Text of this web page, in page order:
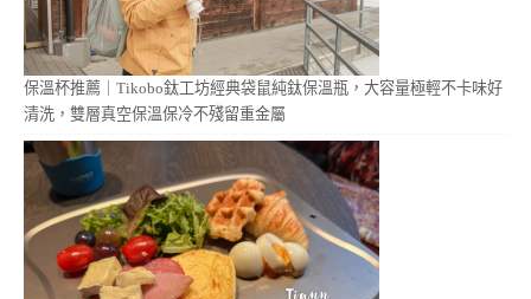
保溫杯推薦｜Tikobo鈦工坊經典袋鼠純鈦保溫瓶，大容量極輕不卡味好
清洗，雙層真空保溫保冷不殘留重金屬